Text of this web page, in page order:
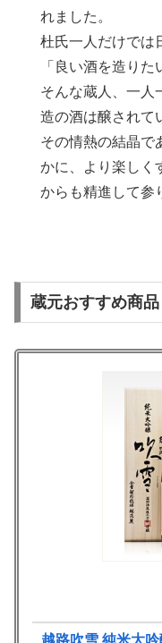
れました。
杜氏一人だけでは
「良い酒を造りた
そんな蔵人、一人
造の酒は醸されて
その情熱の結晶で
かに、より楽しく
からも精進して参
蔵元おすすめ商品